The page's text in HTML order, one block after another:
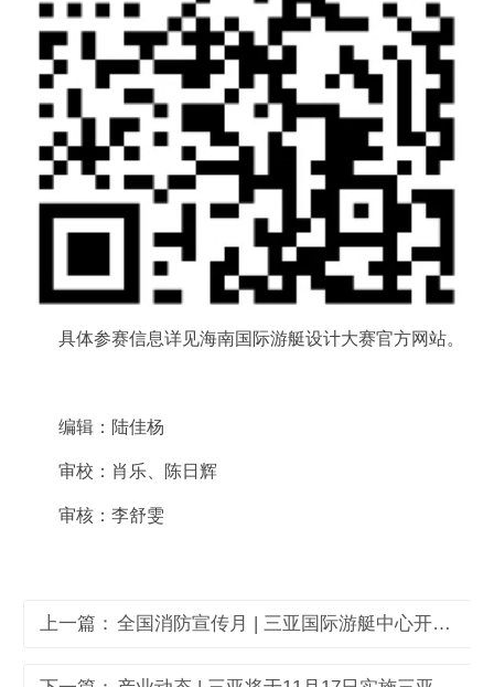
具体参赛信息详见海南国际游艇设计大赛官方网站。
编辑：陆佳杨
审校：肖乐、陈日辉
审核：李舒雯
上一篇： 全国消防宣传月 | 三亚国际游艇中心开展全员消防安全专项培训